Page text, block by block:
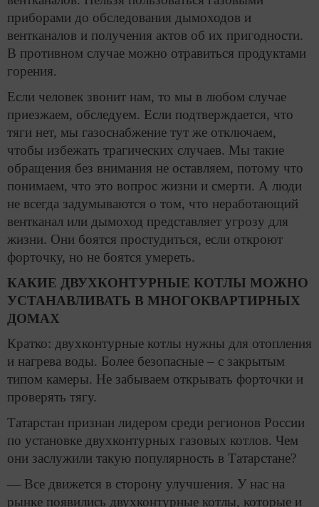
приборами до обследования дымоходов и
вентканалов и получения актов об их пригодности.
В противном случае можно отравиться продуктами
горения.
Если человек звонит нам, то мы в любом случае
приезжаем, обследуем. Если подтверждается, что
тяги нет, мы газоснабжение тут же отключаем,
чтобы избежать трагических случаев. Мы такие
обращения без внимания не оставляем, потому что
понимаем, что это вопрос жизни и смерти. А люди
не всегда задумываются о том, что неработающий
вентканал или дымоход представляет угрозу для
жизни. Они боятся простудиться, если откроют
форточку, но не боятся умереть.
КАКИЕ ДВУХКОНТУРНЫЕ КОТЛЫ МОЖНО
УСТАНАВЛИВАТЬ В МНОГОКВАРТИРНЫХ
ДОМАХ
Кратко: двухконтурные котлы нужны для отопления
и нагрева воды. Более безопасные – с закрытым
типом камеры. Не забываем открывать форточки и
проверять тягу.
Татарстан признан лидером среди регионов России
по установке двухконтурных газовых котлов. Чем
они заслужили такую популярность в Татарстане?
— Все движется в сторону улучшения. У нас на
рынке появились двухконтурные котлы, которые и